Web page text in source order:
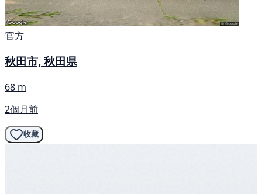
官方
秋田市, 秋田県
68 m
2個月前
收藏